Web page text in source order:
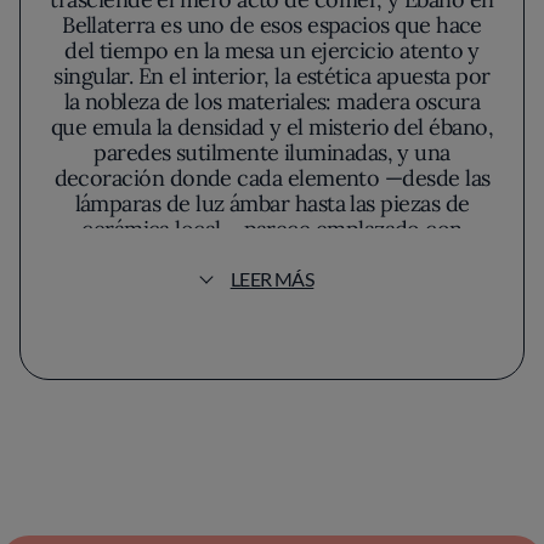
Bellaterra es uno de esos espacios que hace
del tiempo en la mesa un ejercicio atento y
singular. En el interior, la estética apuesta por
la nobleza de los materiales: madera oscura
que emula la densidad y el misterio del ébano,
paredes sutilmente iluminadas, y una
decoración donde cada elemento —desde las
lámparas de luz ámbar hasta las piezas de
cerámica local— parece emplazado con
sensación de recogimiento, invitando a los
estacionalidad y el respeto casi reverencial
LEER MÁS